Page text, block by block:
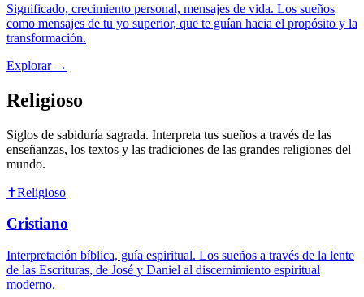
Significado, crecimiento personal, mensajes de vida. Los sueños
como mensajes de tu yo superior, que te guían hacia el propósito y la
transformación.
Explorar→
Religioso
Siglos de sabiduría sagrada. Interpreta tus sueños a través de las
enseñanzas, los textos y las tradiciones de las grandes religiones del
mundo.
✝️Religioso
Cristiano
Interpretación bíblica, guía espiritual. Los sueños a través de la lente
de las Escrituras, de José y Daniel al discernimiento espiritual
moderno.